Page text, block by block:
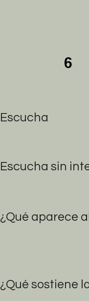
6
Escucha
Escucha sin
¿Qué aparece
¿Qué sostiene